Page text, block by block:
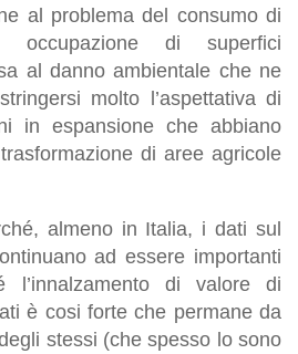
al problema del consumo di
di superfici
al danno ambientale che ne
molto l’aspettativa di
in espansione che abbiano
di aree agricole
almeno in Italia, i dati sul
ad essere importanti
l’innalzamento di valore di
è cosi forte che permane da
stessi (che spesso lo sono